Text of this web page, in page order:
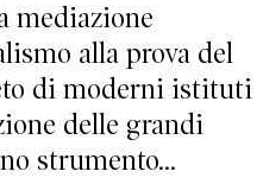
mediazione
alla prova del
di moderni istituti
delle grandi
strumento...